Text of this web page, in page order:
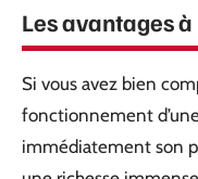
Les avantages
Si vous avez bien
fonctionnement
immédiatement son